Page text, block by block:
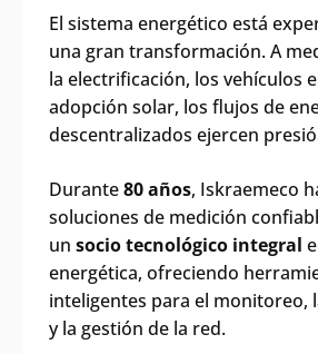
El sistema energético está
una gran transformación. A
la electrificación, los vehículos
adopción solar, los flujos de
descentralizados ejercen
Durante80 años, Iskraemeco
soluciones de medición
un socio tecnológico integral
energética, ofreciendo
inteligentes para el monitoreo,
y la gestión de la red.